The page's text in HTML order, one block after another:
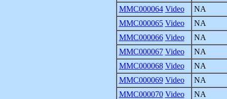
MMC000064 Video
NA
MMC000065 Video
NA
MMC000066 Video
NA
MMC000067 Video
NA
MMC000068 Video
NA
MMC000069 Video
NA
MMC000070 Video
NA